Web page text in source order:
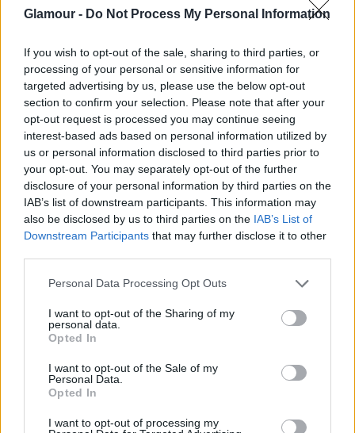
Glamour - Do Not Process My Personal Information
If you wish to opt-out of the sale, sharing to third parties, or
processing of your personal or sensitive information for
targeted advertising by us, please use the below opt-out
section to confirm your selection. Please note that after your
opt-out request is processed you may continue seeing
interest-based ads based on personal information utilized by
us or personal information disclosed to third parties prior to
your opt-out. You may separately opt-out of the further
disclosure of your personal information by third parties on the
IAB’s list of downstream participants. This information may
also be disclosed by us to third parties on the IAB’s List of
Downstream Participants that may further disclose it to other
Please note that this website/app uses one or more Google
not limited to your visit or usage behaviour. You may click to
grant or deny consent to Google and its third-party tags to
use your data for below specified purposes in below Google
consent section.
Personal Data Processing Opt Outs
I want to opt-out of the Sharing of my
personal data.
Opted In
I want to opt-out of the Sale of my
Personal Data.
Opted In
I want to opt-out of processing my
DIVAT
Ezek a GLAMOUR-napok kedvenc
fehérneműi és fürdőruhái